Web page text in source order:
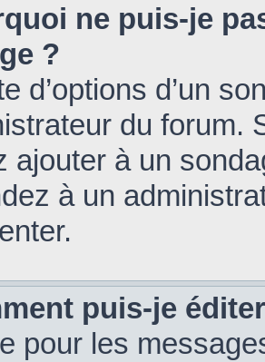
ne puis-je
?
d’options d’un
du forum.
ajouter à un
à un
puis-je
pour les